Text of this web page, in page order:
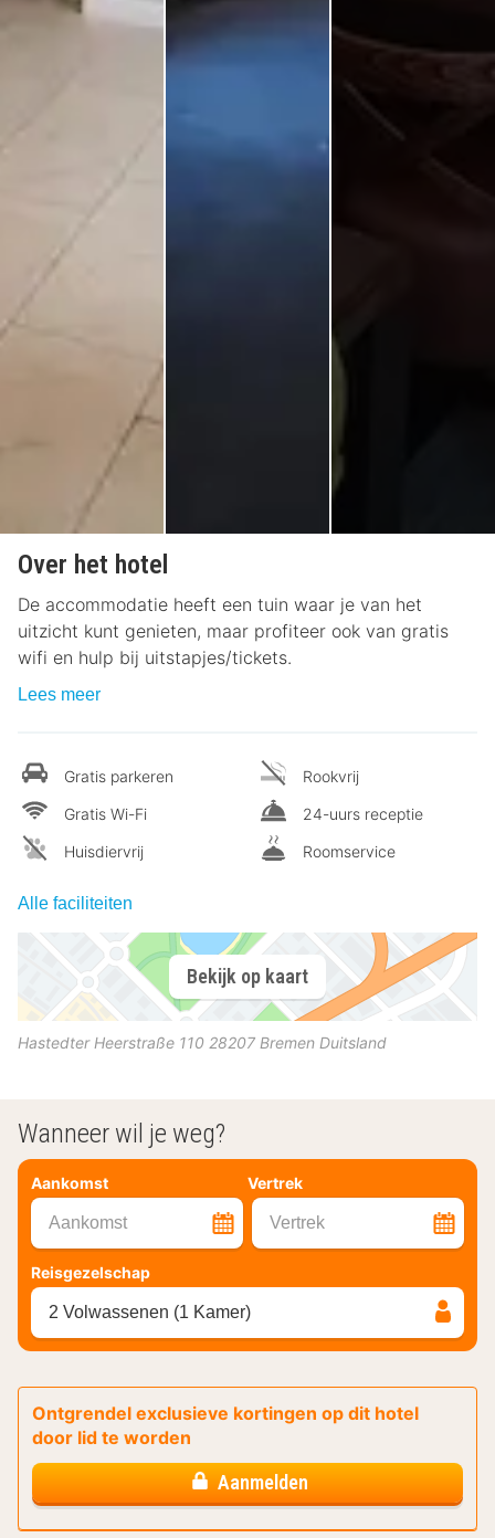
Over het hotel
De accommodatie heeft een tuin waar je van het
uitzicht kunt genieten, maar profiteer ook van gratis
wifi en hulp bij uitstapjes/tickets.
Lees meer
Gratis parkeren
Gratis Wi-Fi
Huisdiervrij
Rookvrij
24-uurs receptie
Roomservice
Alle faciliteiten
Bekijk op kaart
Hastedter Heerstraße 110 28207 Bremen Duitsland
Wanneer wil je weg?
Aankomst Vertrek
Aankomst Vertrek
Reisgezelschap
2 Volwassenen (1 Kamer)
Ontgrendel exclusieve kortingen op dit hotel
door lid te worden
Aanmelden